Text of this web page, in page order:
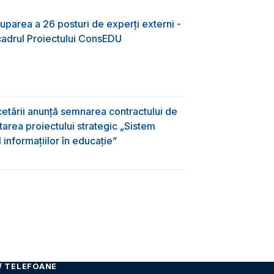
a 26 posturi de experți externi -
Proiectului ConsEDU
anunță semnarea contractului de
proiectului strategic „Sistem
în educație”
TELEFOANE